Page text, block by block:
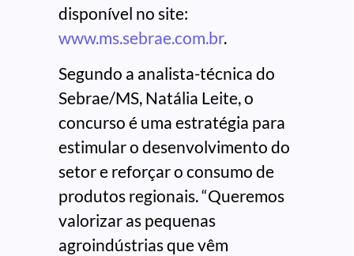
disponível no site:
www.ms.sebrae.com.br.
Segundo a analista-técnica do
Sebrae/MS, Natália Leite, o
concurso é uma estratégia para
estimular o desenvolvimento do
setor e reforçar o consumo de
produtos regionais. “Queremos
valorizar as pequenas
agroindústrias que vêm